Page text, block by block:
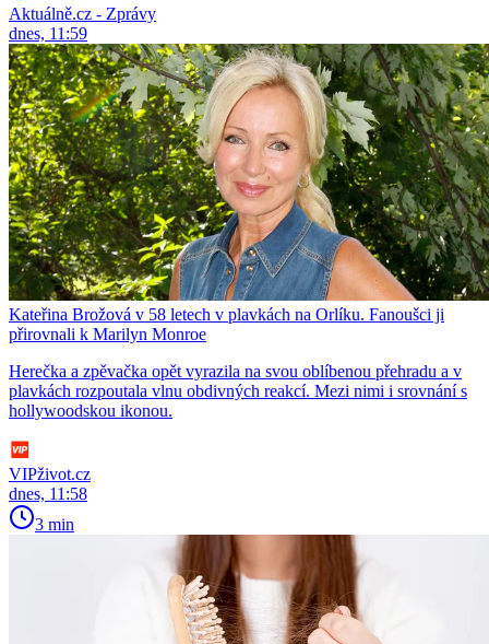
Aktuálně.cz - Zprávy
dnes, 11:59
Kateřina Brožová v 58 letech v plavkách na Orlíku. Fanoušci ji
přirovnali k Marilyn Monroe
Herečka a zpěvačka opět vyrazila na svou oblíbenou přehradu a v
plavkách rozpoutala vlnu obdivných reakcí. Mezi nimi i srovnání s
hollywoodskou ikonou.
VIPživot.cz
dnes, 11:58
3 min